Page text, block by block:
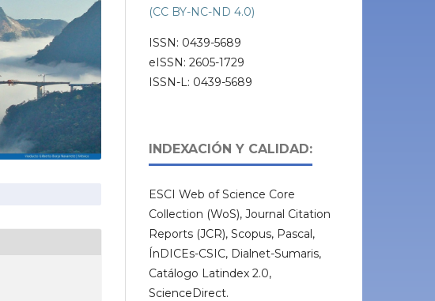
(CC BY-NC-ND 4.0)
ISSN: 0439-5689
eISSN: 2605-1729
ISSN-L: 0439-5689
INDEXACIÓN Y CALIDAD:
ESCI Web of Science Core
Collection (WoS), Journal Citation
Reports (JCR), Scopus, Pascal,
ÍnDICEs-CSIC, Dialnet-Sumaris,
Catálogo Latindex 2.0,
ScienceDirect.